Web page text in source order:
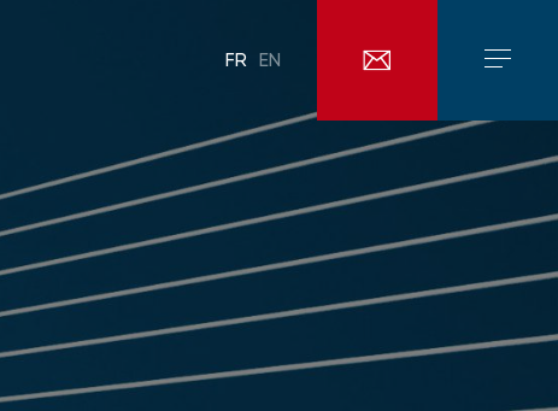
FR EN